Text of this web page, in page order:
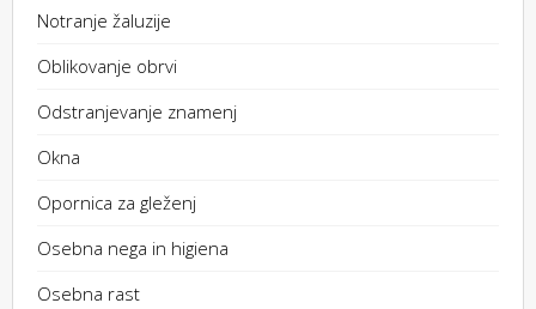
Notranje žaluzije
Oblikovanje obrvi
Odstranjevanje znamenj
Okna
Opornica za gleženj
Osebna nega in higiena
Osebna rast